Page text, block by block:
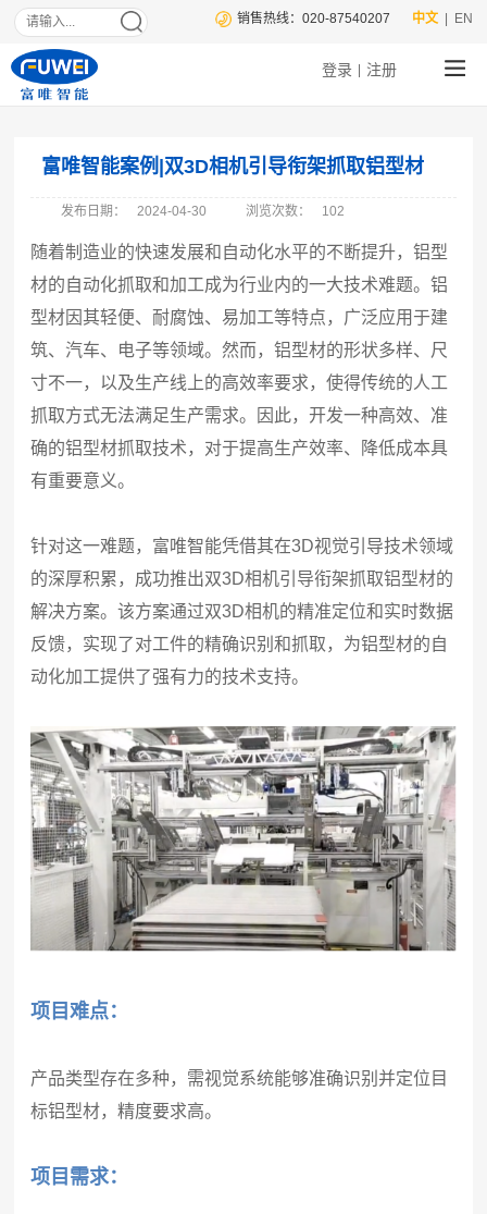
| EN
中文
销售热线：020-87540207
登录 注册
富唯智能案例|双3D相机引导衔架抓取铝型材
发布日期： 2024-04-30 浏览次数： 102
随着制造业的快速发展和自动化水平的不断提升，铝型
材的自动化抓取和加工成为行业内的一大技术难题。铝
型材因其轻便、耐腐蚀、易加工等特点，广泛应用于建
筑、汽车、电子等领域。然而，铝型材的形状多样、尺
寸不一，以及生产线上的高效率要求，使得传统的人工
抓取方式无法满足生产需求。因此，开发一种高效、准
确的铝型材抓取技术，对于提高生产效率、降低成本具
有重要意义。
针对这一难题，富唯智能凭借其在3D视觉引导技术领域
的深厚积累，成功推出双3D相机引导衔架抓取铝型材的
解决方案。该方案通过双3D相机的精准定位和实时数据
反馈，实现了对工件的精确识别和抓取，为铝型材的自
动化加工提供了强有力的技术支持。
项目难点：
产品类型存在多种，需视觉系统能够准确识别并定位目
标铝型材，精度要求高。
项目需求：